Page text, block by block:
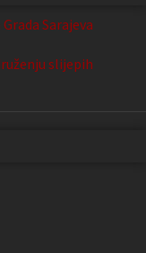
Sarajeva
slijepih